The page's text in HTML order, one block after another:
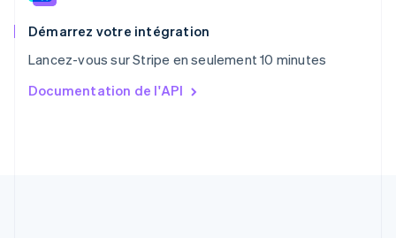
Démarrez votre intégration
Lancez-vous sur Stripe en seulement 10 minutes
Documentation de l'API
Royaume-Uni
English
English简体中文
English